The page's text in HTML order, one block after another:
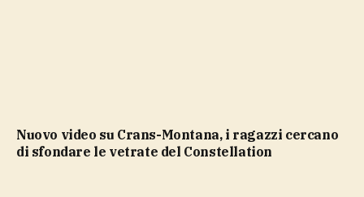
Nuovo video su Crans-Montana, i ragazzi cercano
di sfondare le vetrate del Constellation